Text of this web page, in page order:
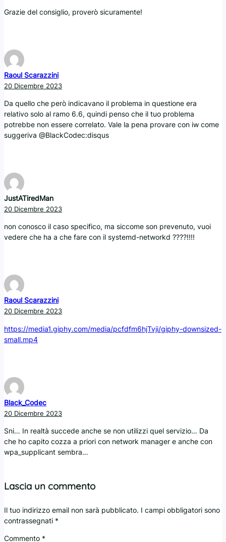
Grazie del consiglio, proverò sicuramente!
Raoul Scarazzini
20 Dicembre 2023
Da quello che però indicavano il problema in questione era
relativo solo al ramo 6.6, quindi penso che il tuo problema
potrebbe non essere correlato. Vale la pena provare con iw come
suggeriva @BlackCodec:disqus
JustATiredMan
20 Dicembre 2023
non conosco il caso specifico, ma siccome son prevenuto, vuoi
vedere che ha a che fare con il systemd-networkd ????!!!!
Raoul Scarazzini
20 Dicembre 2023
https://media1.giphy.com/media/pcfdfm6hjTvji/giphy-downsized-
small.mp4
Black_Codec
20 Dicembre 2023
Sni… In realtà succede anche se non utilizzi quel servizio… Da
che ho capito cozza a priori con network manager e anche con
wpa_supplicant sembra…
Lascia un commento
Il tuo indirizzo email non sarà pubblicato. I campi obbligatori sono
contrassegnati *
Commento *